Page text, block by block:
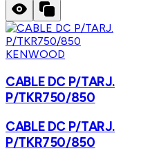
KENWOOD
CABLE DC P/TARJ.
P/TKR750/850
CABLE DC P/TARJ.
P/TKR750/850